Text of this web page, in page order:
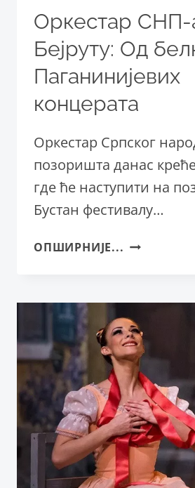
Оркестар СНП-
Бејруту: Од
Паганинијевих
концерата
Оркестар Српског
позоришта данас креће
где ће наступити на
Бустан фестивалу…
ОПШИРНИЈЕ... ОРКЕСТАР
БЕЈРУТУ:
ОД
БЕЛКАНТА
ДО